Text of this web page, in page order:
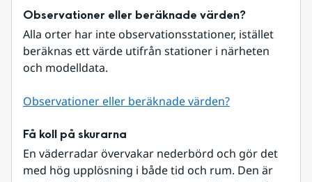
Observationer eller beräknade värden?
Alla orter har inte observationsstationer, istället
beräknas ett värde utifrån stationer i närheten
och modelldata.
Observationer eller beräknade värden?
Få koll på skurarna
En väderradar övervakar nederbörd och gör det
med hög upplösning i både tid och rum. Den är